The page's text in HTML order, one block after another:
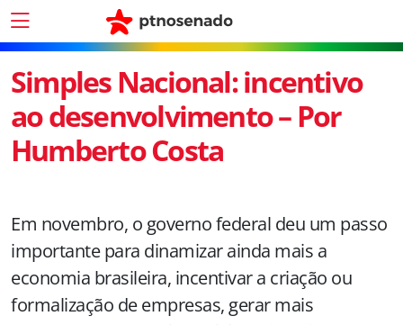
Simples Nacional: incentivo
ao desenvolvimento – Por
Humberto Costa
Em novembro, o governo federal deu um passo
importante para dinamizar ainda mais a
economia brasileira, incentivar a criação ou
formalização de empresas, gerar mais